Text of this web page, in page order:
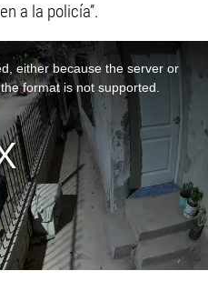
a la policía”.